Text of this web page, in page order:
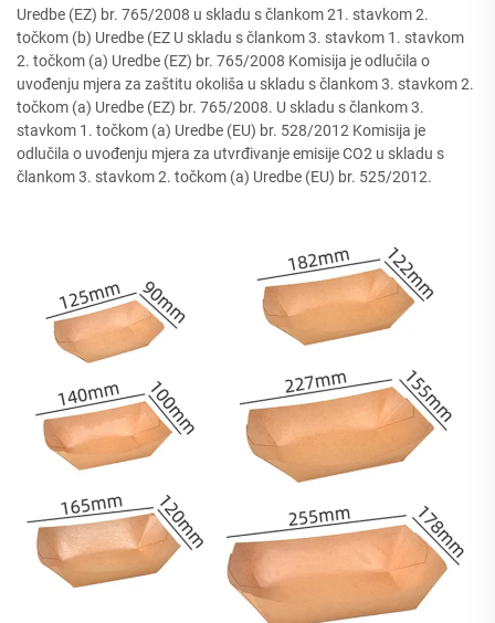
Uredbe (EZ) br. 765/2008 u skladu s člankom 21. stavkom 2.
točkom (b) Uredbe (EZ U skladu s člankom 3. stavkom 1. stavkom
2. točkom (a) Uredbe (EZ) br. 765/2008 Komisija je odlučila o
uvođenju mjera za zaštitu okoliša u skladu s člankom 3. stavkom 2.
točkom (a) Uredbe (EZ) br. 765/2008. U skladu s člankom 3.
stavkom 1. točkom (a) Uredbe (EU) br. 528/2012 Komisija je
odlučila o uvođenju mjera za utvrđivanje emisije CO2 u skladu s
člankom 3. stavkom 2. točkom (a) Uredbe (EU) br. 525/2012.